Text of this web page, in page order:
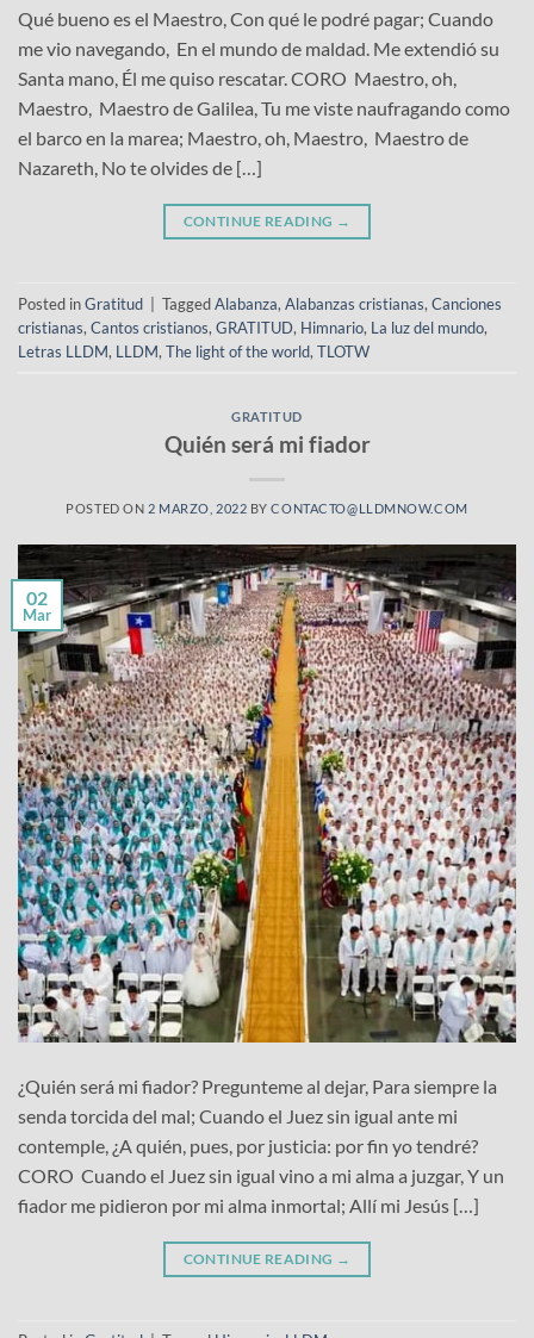
Qué bueno es el Maestro, Con qué le podré pagar; Cuando
me vio navegando, En el mundo de maldad. Me extendió su
Santa mano, Él me quiso rescatar. CORO Maestro, oh,
Maestro, Maestro de Galilea, Tu me viste naufragando como
el barco en la marea; Maestro, oh, Maestro, Maestro de
Nazareth, No te olvides de […]
CONTINUE READING →
Posted inGratitud TaggedAlabanza, Alabanzas cristianas, Canciones
cristianas, Cantos cristianos, GRATITUD, Himnario, La luz del mundo,
Letras LLDM, LLDM, The light of the world, TLOTW
GRATITUD
Quién será mi fiador
POSTED ON 2 MARZO, 2022 BYCONTACTO@LLDMNOW.COM
02
Mar
¿Quién será mi fiador? Pregunteme al dejar, Para siempre la
senda torcida del mal; Cuando el Juez sin igual ante mi
contemple, ¿A quién, pues, por justicia: por fin yo tendré?
CORO Cuando el Juez sin igual vino a mi alma a juzgar, Y un
fiador me pidieron por mi alma inmortal; Allí mi Jesús […]
CONTINUE READING →